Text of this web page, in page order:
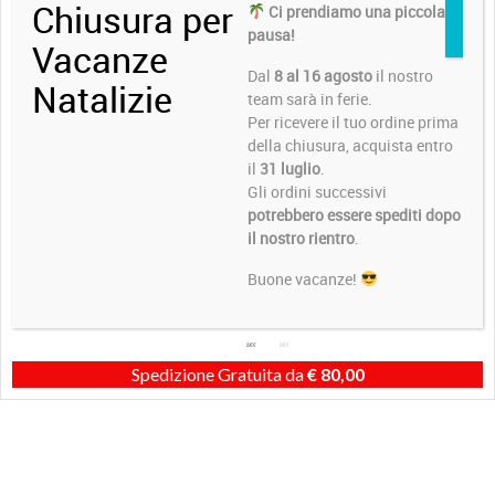
Chiusura per
Vacanze
Natalizie
Ci prendiamo una piccola
pausa!
Dal 8 al 16 agosto il nostro
team sarà in ferie.
Per ricevere il tuo ordine prima
della chiusura, acquista entro
il 31 luglio.
Gli ordini successivi
potrebbero essere spediti dopo
il nostro rientro.
Buone vacanze!
Spedizione Gratuita da€80,00